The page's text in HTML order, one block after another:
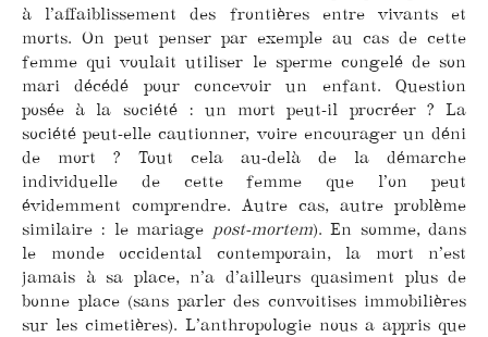
à l’affaiblissement des frontières entre vivants et
morts. On peut penser par exemple au cas de cette
femme qui voulait utiliser le sperme congelé de son
mari décédé pour concevoir un enfant. Question
posée à la société : un mort peut-il procréer ? La
société peut-elle cautionner, voire encourager un déni
de mort ? Tout cela au-delà de la démarche
individuelle de cette femme que l’on peut
évidemment comprendre. Autre cas, autre problème
similaire : le mariage post-mortem). En somme, dans
le monde occidental contemporain, la mort n’est
jamais à sa place, n’a d’ailleurs quasiment plus de
bonne place (sans parler des convoitises immobilières
sur les cimetières). L’anthropologie nous a appris que